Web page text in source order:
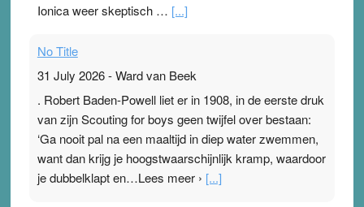
Ionica weer skeptisch … [...]
No Title
31 July 2026-Ward van Beek
. Robert Baden-Powell liet er in 1908, in de eerste druk
van zijn Scouting for boys geen twijfel over bestaan:
‘Ga nooit pal na een maaltijd in diep water zwemmen,
want dan krijg je hoogstwaarschijnlijk kramp, waardoor
je dubbelklapt en…Lees meer › [...]